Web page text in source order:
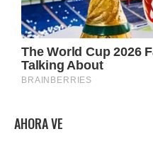
AHORA VE